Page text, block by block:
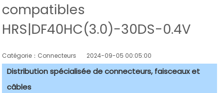
compatibles
HRS|DF40HC(3.0)-30DS-0.4V
Catégorie：Connecteurs 2024-09-05 00:05:00
Distribution spécialisée de connecteurs, faisceaux et
câbles